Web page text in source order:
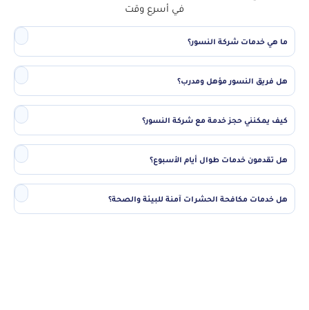
في أسرع وقت
ما هي خدمات شركة النسور؟
هل فريق النسور مؤهل ومدرب؟
كيف يمكنني حجز خدمة مع شركة النسور؟
هل تقدمون خدمات طوال أيام الأسبوع؟
هل خدمات مكافحة الحشرات آمنة للبيئة والصحة؟